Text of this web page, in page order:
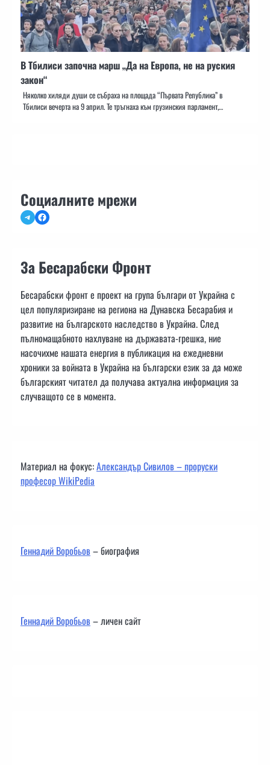
В Тбилиси започна марш „Да на Европа, не на руския
закон“
Няколко хиляди души се събраха на площада “Първата Република” в
Тбилиси вечерта на 9 април. Те тръгнаха към грузинския парламент,…
Социалните мрежи
TelegramFacebook
За Бесарабски Фронт
Бесарабски фронт е проект на група българи от Украйна с
цел популяризиране на региона на Дунавска Бесарабия и
развитие на българското наследство в Украйна. След
пълномащабното нахлуване на държавата-грешка, ние
насочихме нашата енергия в публикация на ежедневни
хроники за войната в Украйна на български език за да може
българският читател да получава актуална информация за
случващото се в момента.
Материал на фокус:Александър Сивилов – проруски
професор WikiPedia
Геннадий Воробьов– биография
Геннадий Воробьов– личен сайт